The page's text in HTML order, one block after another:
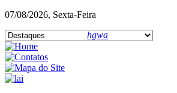
07/08/2026, Sexta-Feira
hgwa